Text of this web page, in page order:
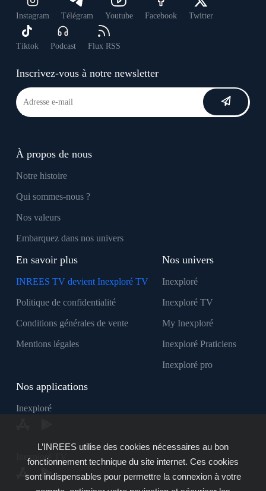
Instagram Télégram Youtube Facebook Twitter
Tiktok Podcast Flux RSS
Inscrivez-vous à notre newsletter
À propos de nous
Notre histoire
Qui sommes-nous ?
Nos valeurs
Embarquez dans nos univers
En savoir plus
INREES TV devient Inexploré TV
Politique de confidentialité
Conditions générales de vente
Mentions légales
Nos univers
Inexploré
Inexploré TV
My Inexploré
Inexploré Praticiens
Inexploré pro
Nos applications
Inexploré
Inexploré TV
L’INREES utilise des cookies nécessaires au bon
fonctionnement technique du site internet. Ces cookies
sont indispensables pour permettre la connexion à votre